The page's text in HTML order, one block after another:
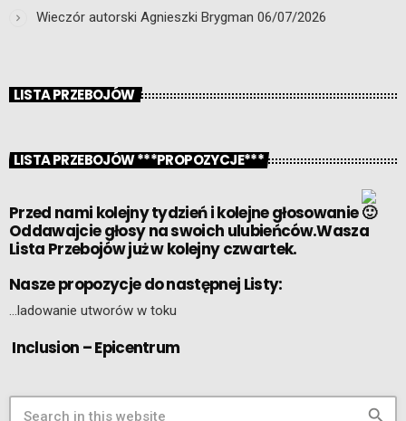
Wieczór autorski Agnieszki Brygman 06/07/2026
LISTA PRZEBOJÓW
LISTA PRZEBOJÓW ***PROPOZYCJE***
Przed nami kolejny tydzień i kolejne głosowanie
Oddawajcie głosy na swoich ulubieńców.Wasza
Lista Przebojów już w kolejny czwartek.
Nasze propozycje do następnej Listy:
…ladowanie utworów w toku
Inclusion – Epicentrum
search